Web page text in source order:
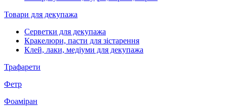
Товари для декупажа
Серветки для декупажа
Кракелюри, пасти для зістарення
Клей, лаки, медіуми для декупажа
Трафарети
Фетр
Фоаміран